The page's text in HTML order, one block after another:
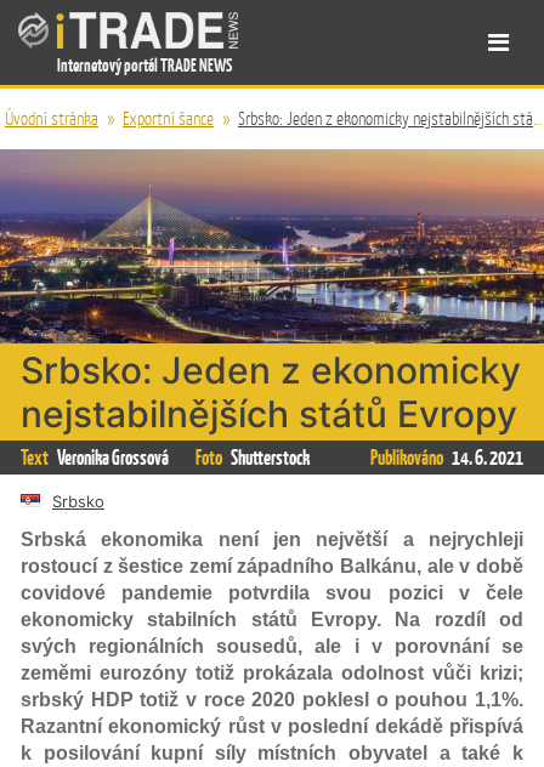
Internetový portál TRADE NEWS
Úvodní stránka » Exportní šance » Srbsko: Jeden z ekonomicky nejstabilnějších států Evropy
Srbsko: Jeden z ekonomicky
nejstabilnějších států Evropy
Text Veronika Grossová Foto Shutterstock Publikováno 14. 6. 2021
Srbsko
Srbská ekonomika není jen největší a nejrychleji
rostoucí z šestice zemí západního Balkánu, ale v době
covidové pandemie potvrdila svou pozici v čele
ekonomicky stabilních států Evropy. Na rozdíl od
svých regionálních sousedů, ale i v porovnání se
zeměmi eurozóny totiž prokázala odolnost vůči krizi;
srbský HDP totiž v roce 2020 poklesl o pouhou 1,1%.
Razantní ekonomický růst v poslední dekádě přispívá
k posilování kupní síly místních obyvatel a také k